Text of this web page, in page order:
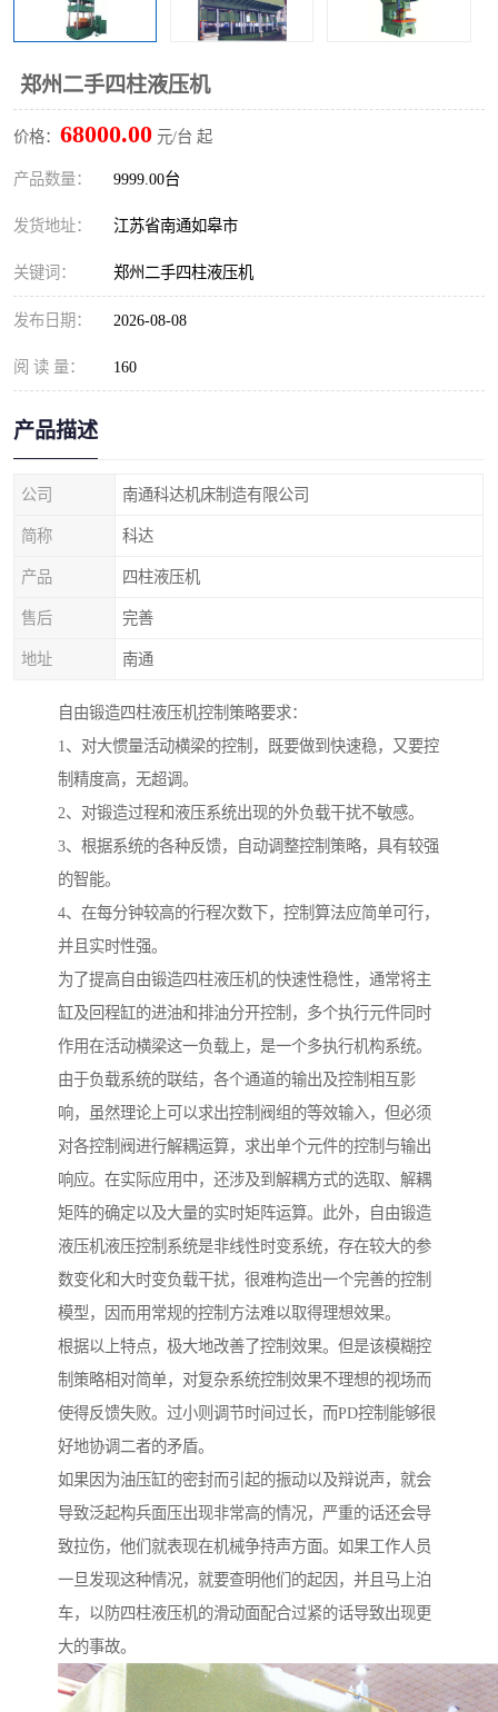
郑州二手四柱液压机
价格： 68000.00 元/台 起
产品数量： 9999.00台
发货地址： 江苏省南通如皋市
关键词： 郑州二手四柱液压机
发布日期： 2026-08-08
阅 读 量： 160
产品描述
公司 南通科达机床制造有限公司
简称 科达
产品 四柱液压机
售后 完善
地址 南通
自由锻造四柱液压机控制策略要求：
1、对大惯量活动横梁的控制，既要做到快速稳，又要控
制精度高，无超调。
2、对锻造过程和液压系统出现的外负载干扰不敏感。
3、根据系统的各种反馈，自动调整控制策略，具有较强
的智能。
4、在每分钟较高的行程次数下，控制算法应简单可行，
并且实时性强。
为了提高自由锻造四柱液压机的快速性稳性，通常将主
缸及回程缸的进油和排油分开控制，多个执行元件同时
作用在活动横梁这一负载上，是一个多执行机构系统。
由于负载系统的联结，各个通道的输出及控制相互影
响，虽然理论上可以求出控制阀组的等效输入，但必须
对各控制阀进行解耦运算，求出单个元件的控制与输出
响应。在实际应用中，还涉及到解耦方式的选取、解耦
矩阵的确定以及大量的实时矩阵运算。此外，自由锻造
液压机液压控制系统是非线性时变系统，存在较大的参
数变化和大时变负载干扰，很难构造出一个完善的控制
模型，因而用常规的控制方法难以取得理想效果。
根据以上特点，极大地改善了控制效果。但是该模糊控
制策略相对简单，对复杂系统控制效果不理想的视场而
使得反馈失败。过小则调节时间过长，而PD控制能够很
好地协调二者的矛盾。
如果因为油压缸的密封而引起的振动以及辩说声，就会
导致泛起构兵面压出现非常高的情况，严重的话还会导
致拉伤，他们就表现在机械争持声方面。如果工作人员
一旦发现这种情况，就要查明他们的起因，并且马上泊
车，以防四柱液压机的滑动面配合过紧的话导致出现更
大的事故。